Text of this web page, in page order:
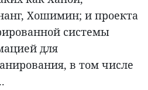
Хошимин; и проекта
системы
для
в том числе